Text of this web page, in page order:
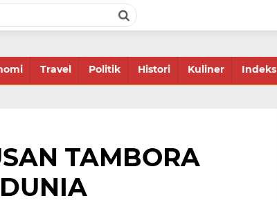
Travel Politik Histori Kuliner Indeks
TAMBORA